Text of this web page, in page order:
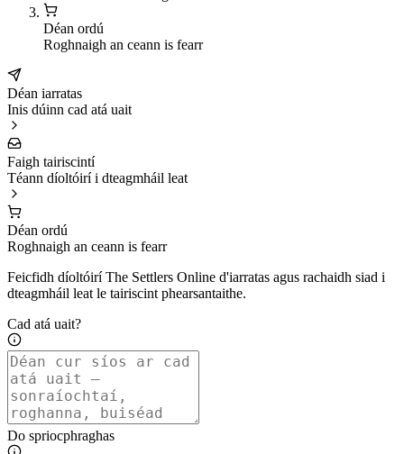
Déan ordú
Roghnaigh an ceann is fearr
Déan iarratas
Inis dúinn cad atá uait
Faigh tairiscintí
Téann díoltóirí i dteagmháil leat
Déan ordú
Roghnaigh an ceann is fearr
Feicfidh díoltóirí The Settlers Online d'iarratas agus rachaidh siad i
dteagmháil leat le tairiscint phearsantaithe.
Cad atá uait?
Do spriocphraghas